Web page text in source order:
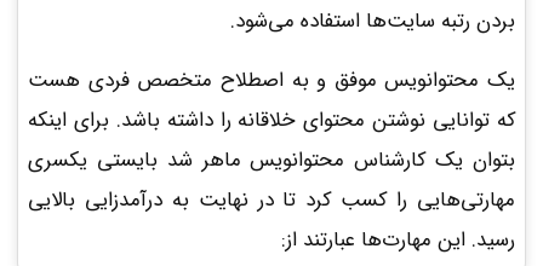
بردن رتبه سایت‌‌ها استفاده می‌شود.
یک محتوانویس موفق و به اصطلاح متخصص فردی هست
که توانایی نوشتن محتوای خلاقانه را داشته باشد. برای اینکه
بتوان یک کارشناس محتوانویس ماهر شد بایستی یکسری
مهارتی‌هایی را کسب کرد تا در نهایت به درآمدزایی بالایی
رسید. این مهارت‌ها عبارتند از: